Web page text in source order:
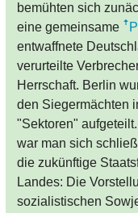
bemühten sich
eine gemeinsame
entwaffnete
verurteilte
Herrschaft. Berlin
den Siegermächten
"Sektoren"
war man sich
die zukünftige
Landes: Die
sozialistischen